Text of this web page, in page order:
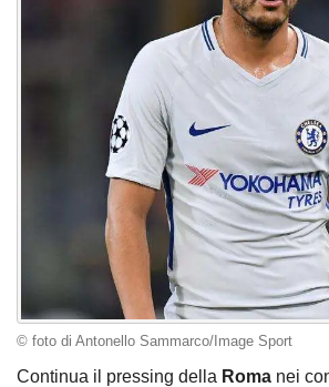
© foto di Antonello Sammarco/Image Sport
Continua il pressing della Roma nei